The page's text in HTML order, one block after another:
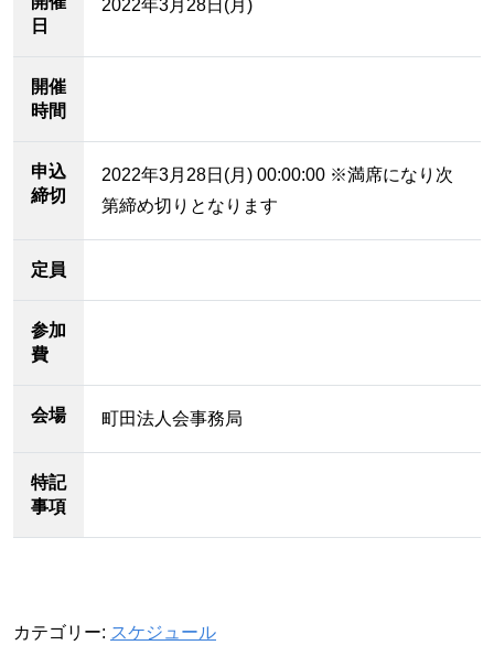
日
2022年3月28日(月)
開催
時間
申込
締切
2022年3月28日(月) 00:00:00 ※満席になり次
第締め切りとなります
定員
参加
費
会場 町田法人会事務局
特記
事項
カテゴリー: スケジュール